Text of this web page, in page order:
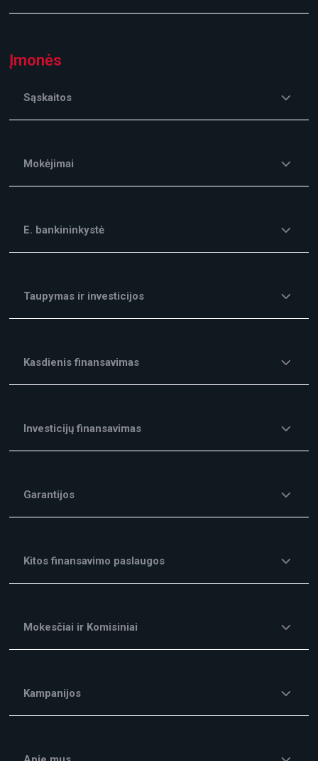
Įmonės
Sąskaitos
Mokėjimai
E. bankininkystė
Taupymas ir investicijos
Kasdienis finansavimas
Investicijų finansavimas
Garantijos
Kitos finansavimo paslaugos
Mokesčiai ir Komisiniai
Kampanijos
Apie mus